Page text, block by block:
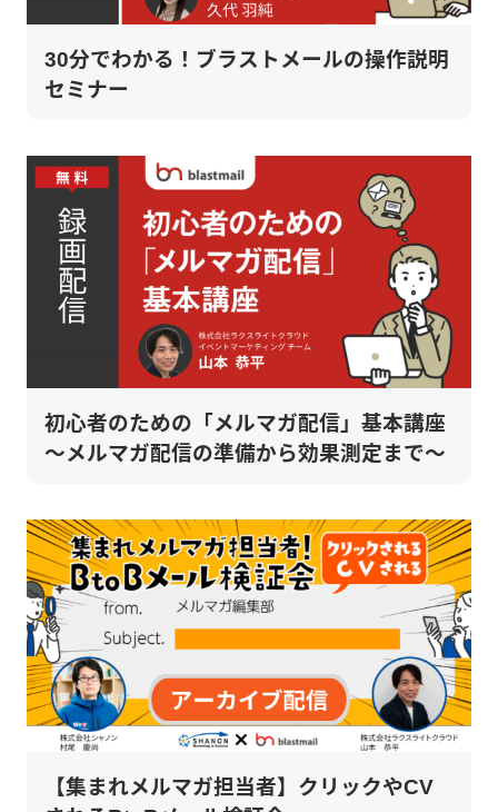
30分でわかる！ブラストメールの操作説明
セミナー
初心者のための「メルマガ配信」基本講座
～メルマガ配信の準備から効果測定まで～
【集まれメルマガ担当者】クリックやCV